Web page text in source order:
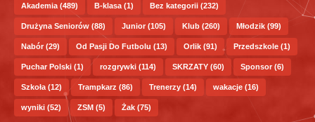
Akademia (489) B-klasa (1) Bez kategorii (232)
Drużyna Seniorów (88) Junior (105) Klub (260) Młodzik (99)
Nabór (29) Od Pasji Do Futbolu (13) Orlik (91) Przedszkole (1)
Puchar Polski (1) rozgrywki (114) SKRZATY (60) Sponsor (6)
Szkoła (12) Trampkarz (86) Trenerzy (14) wakacje (16)
wyniki (52) ZSM (5) Żak (75)